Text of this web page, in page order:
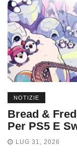
NOTIZIE
Bread &
Per PS5 E
LUG 31, 2026